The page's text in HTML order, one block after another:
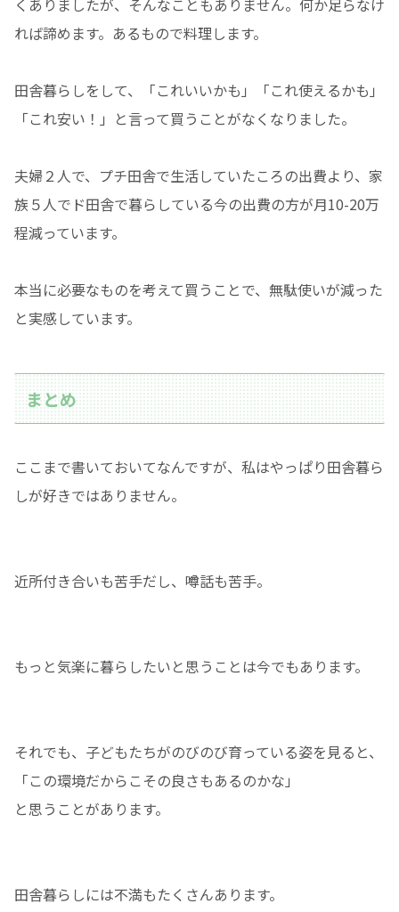
くありましたが、そんなこともありません。何か足らなけ
れば諦めます。あるもので料理します。
田舎暮らしをして、「これいいかも」「これ使えるかも」
「これ安い！」と言って買うことがなくなりました。
夫婦２人で、プチ田舎で生活していたころの出費より、家
族５人でド田舎で暮らしている今の出費の方が月10-20万
程減っています。
本当に必要なものを考えて買うことで、無駄使いが減った
と実感しています。
まとめ
ここまで書いておいてなんですが、私はやっぱり田舎暮ら
しが好きではありません。
近所付き合いも苦手だし、噂話も苦手。
もっと気楽に暮らしたいと思うことは今でもあります。
それでも、子どもたちがのびのび育っている姿を見ると、
「この環境だからこその良さもあるのかな」
と思うことがあります。
田舎暮らしには不満もたくさんあります。